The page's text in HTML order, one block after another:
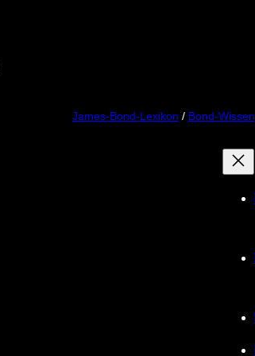
James-Bond-Lexikon / Bond-Wissen